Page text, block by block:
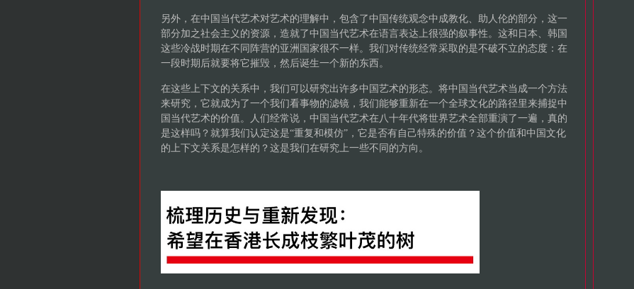
另外，在中国当代艺术对艺术的理解中，包含了中国传统观念中成教化、助人伦的部分，这一
部分加之社会主义的资源，造就了中国当代艺术在语言表达上很强的叙事性。这和日本、韩国
这些冷战时期在不同阵营的亚洲国家很不一样。我们对传统经常采取的是不破不立的态度：在
一段时期后就要将它摧毁，然后诞生一个新的东西。
在这些上下文的关系中，我们可以研究出许多中国艺术的形态。将中国当代艺术当成一个方法
来研究，它就成为了一个我们看事物的滤镜，我们能够重新在一个全球文化的路径里来捕捉中
国当代艺术的价值。人们经常说，中国当代艺术在八十年代将世界艺术全部重演了一遍，真的
是这样吗？就算我们认定这是“重复和模仿”，它是否有自己特殊的价值？这个价值和中国文化
的上下文关系是怎样的？这是我们在研究上一些不同的方向。